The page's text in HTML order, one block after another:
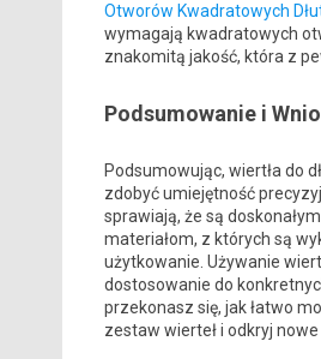
Otworów Kwadratowych
wymagają kwadratowych
znakomitą jakość, która z
Podsumowanie i
Podsumowując, wiertła do
zdobyć umiejętność
sprawiają, że są
materiałom, z których są
użytkowanie. Używanie
dostosowanie do
przekonasz się, jak łatwo
zestaw wierteł i odkryj